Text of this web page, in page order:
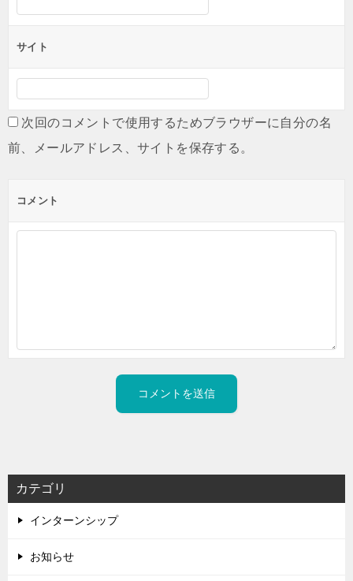
サイト
次回のコメントで使用するためブラウザーに自分の名
前、メールアドレス、サイトを保存する。
コメント
カテゴリ
インターンシップ
お知らせ